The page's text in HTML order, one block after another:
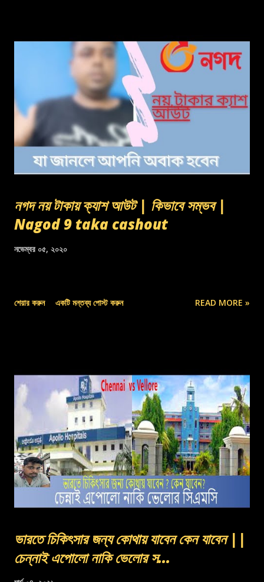
নগদ নয় টাকায় ক্যাশ আউট | কিভাবে সম্ভব |
Nagod 9 taka cashout
নভেম্বর ০৫, ২০২০
শেয়ার করুন একটি মন্তব্য পোস্ট করুন READ MORE »
ভারতে চিকিৎসার জন্য কোথায় যাবেন কেন যাবেন ||
চেন্নাই এপোলো নাকি ভেলোর স...